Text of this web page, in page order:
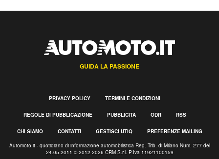
GUIDA LA PASSIONE
PRIVACY POLICY TERMINI E CONDIZIONI
REGOLE DI PUBBLICAZIONE PUBBLICITÀ ODR RSS
CHI SIAMO CONTATTI GESTISCI UTIQ PREFERENZE MAILING
Automoto.it - quotidiano di informazione automobilistica Reg. Trib. di Milano Num. 277 del
24.05.2011 © 2012-2026 CRM S.r.l. P.Iva 11921100159